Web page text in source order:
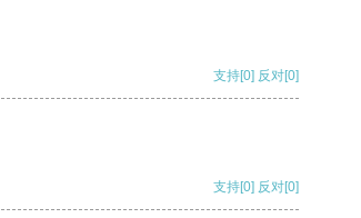
支持[0] 反对[0]
支持[0] 反对[0]